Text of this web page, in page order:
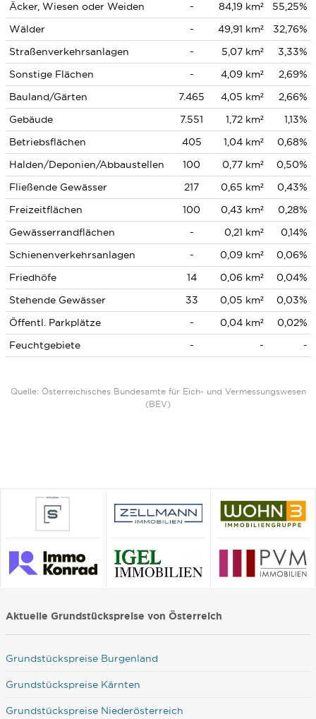
Äcker, Wiesen oder Weiden
- 84,19 km²
55,25%
Wälder
- 49,91 km²
32,76%
Straßenverkehrsanlagen
- 5,07 km²
3,33%
Sonstige Flächen
- 4,09 km²
2,69%
Bauland/Gärten
7.465 4,05 km²
2,66%
Gebäude
7.551 1,72 km²
1,13%
Betriebsflächen
405 1,04 km²
0,68%
Halden/Deponien/Abbaustellen
100 0,77 km²
0,50%
Fließende Gewässer
217 0,65 km²
0,43%
Freizeitflächen
100 0,43 km²
0,28%
Gewässerrandflächen
- 0,21 km²
0,14%
Schienenverkehrsanlagen
- 0,09 km²
0,06%
Friedhöfe
14 0,06 km²
0,04%
Stehende Gewässer
33 0,05 km²
0,03%
Öffentl. Parkplätze
- 0,04 km²
0,02%
Feuchtgebiete
- - -
Quelle: Österreichisches Bundesamte für Eich- und Vermessungswesen
(BEV)
Aktuelle Grundstückspreise von Österreich
Grundstückspreise Burgenland
Grundstückspreise Kärnten
Grundstückspreise Niederösterreich